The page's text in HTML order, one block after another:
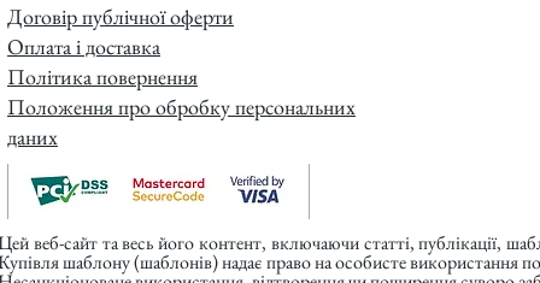
Договір публічної оферти
Оплата і доставка
Політика повернення
Положення про обробку персональних
даних
веб-сайт та весь його контент, включаючи статті, публікації,
шаблону (шаблонів) надає право на особисте використання